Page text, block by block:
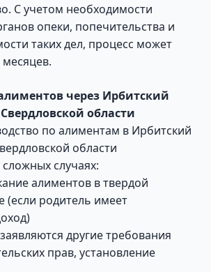
С учетом необходимости
опеки, попечительства и
таких дел, процесс может
месяцев.
через Ирбитский
области
по алиментам в Ирбитский
области
случаях:
алиментов в твердой
(если родитель имеет
другие требования
прав, установление